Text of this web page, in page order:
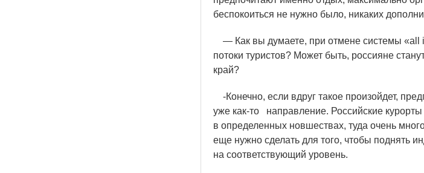
беспокоиться не нужно было, никаких
— Как вы думаете, при отмене системы «all
потоки туристов? Может быть, россияне
край?
-Конечно, если вдруг такое произойдет,
уже как-то направление. Российские
в определенных новшествах, туда очень
еще нужно сделать для того, чтобы поднять
на соответствующий уровень.